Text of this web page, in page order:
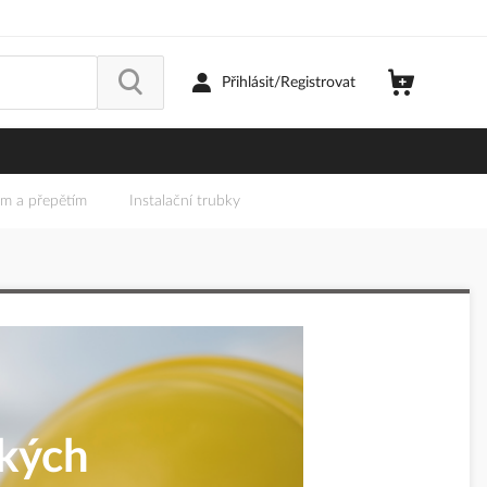
Přihlásit/Registrovat
a přepětím Instalační trubky